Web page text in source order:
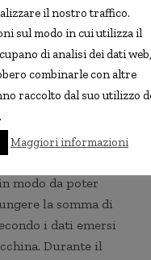
45.000 di
delle apposite
una ricevuta
ma che aiuta ad
modo da poter
la somma di
i dati emersi
Durante il
il nostro traffico.
sul modo in cui utilizza il
di analisi dei dati web,
combinarle con altre
raccolto dal suo utilizzo
Maggiori informazioni